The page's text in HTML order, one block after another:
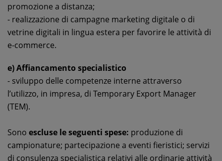
promozione a distanza;
- realizzazione di campagne marketing digitale o di
vetrine digitali in lingua estera per favorire le attività di
e-commerce.
e) Affiancamento specialistico
- sviluppo delle competenze interne attraverso
l’utilizzo, in impresa, di Temporary Export Manager
(TEM).
Sono escluse le seguenti spese: produzione di
campionature; partecipazione a eventi fieristici; servizi
di consulenza specialistica relativi alle ordinarie attività